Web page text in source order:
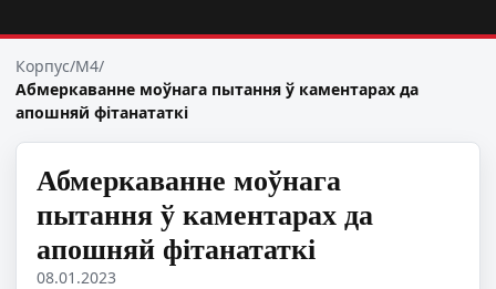
Корпус/M4/
Абмеркаванне моўнага пытання ў каментарах да
апошняй фітанататкі
Абмеркаванне моўнага
пытання ў каментарах да
апошняй фітанататкі
08.01.2023